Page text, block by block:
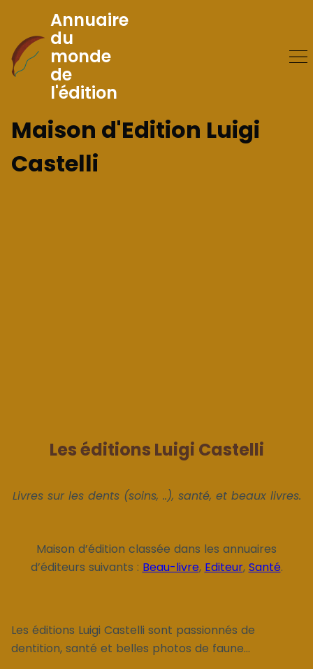
Skip
to
Content
Annuaire
du
monde
de
l'édition
Maison d'Edition Luigi
Castelli
Les éditions Luigi Castelli
Livres sur les dents (soins, ..), santé, et beaux livres.
Maison d’édition classée dans les annuaires
d’éditeurs suivants : Beau-livre, Editeur, Santé.
Les éditions Luigi Castelli sont passionnés de
dentition, santé et belles photos de faune...